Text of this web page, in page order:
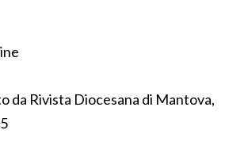
da Rivista Diocesana di Mantova,